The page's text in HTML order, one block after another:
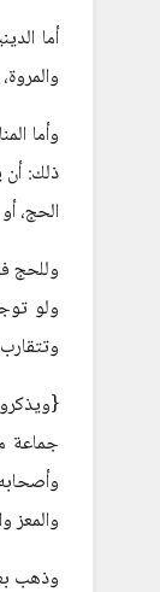
أما
وأما
ذلك: أن
الحج،
وللحج
ولو
جماعة
والمعز
وذهب